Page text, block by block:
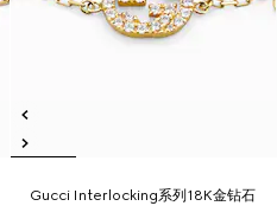
Gucci Interlocking系列18K金钻石